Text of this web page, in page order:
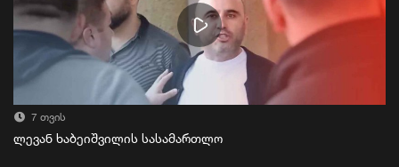
7 თვის
ლევან ხაბეიშვილის სასამართლო